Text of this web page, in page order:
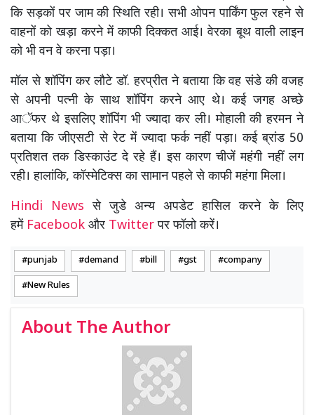
कि सड़कों पर जाम की स्थिति रही। सभी ओपन पार्किंग फुल रहने से
वाहनों को खड़ा करने में काफी दिक्कत आई। वेरका बूथ वाली लाइन
को भी वन वे करना पड़ा।
मॉल से शॉपिंग कर लौटे डॉ. हरप्रीत ने बताया कि वह संडे की वजह
से अपनी पत्नी के साथ शॉपिंग करने आए थे। कई जगह अच्छे
आॅफर थे इसलिए शॉपिंग भी ज्यादा कर ली। मोहाली की हरमन ने
बताया कि जीएसटी से रेट में ज्यादा फर्क नहीं पड़ा। कई ब्रांड 50
प्रतिशत तक डिस्काउंट दे रहे हैं। इस कारण चीजें महंगी नहीं लग
रही। हालांकि, कॉस्मेटिक्स का सामान पहले से काफी महंगा मिला।
Hindi Newsसे जुडे अन्य अपडेट हासिल करने के लिए
हमें Facebook और Twitterपर फॉलो करें।
punjab demand bill gst company
New Rules
About The Author